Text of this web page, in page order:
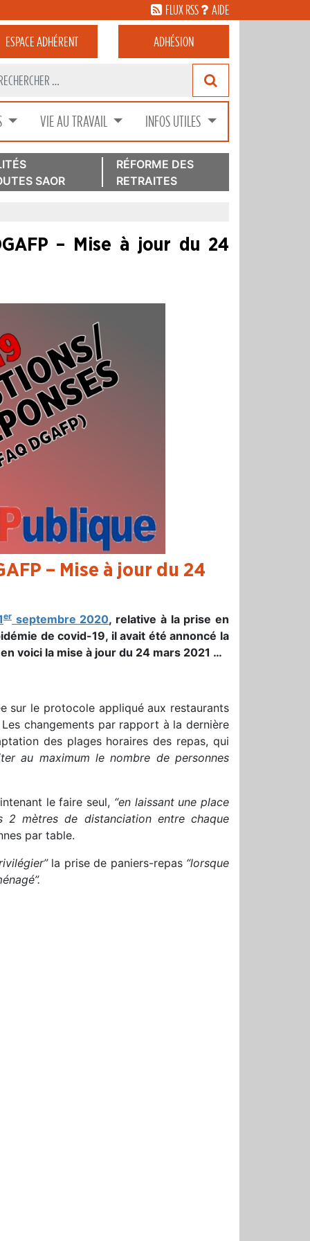
FLUX RSS AIDE
ESPACEADHÉRENT ADHÉSION
VIE AU TRAVAIL INFOS UTILES
SAOR
RÉFORME DES
RETRAITES
– Mise à jour du 24
– Mise à jour du 24
erseptembre 2020, relative à la prise en
de covid-19, il avait été annoncé la
voici la mise à jour du 24 mars 2021 …
sur le protocole appliqué aux restaurants
changements par rapport à la dernière
des plages horaires des repas, qui
au maximum le nombre de personnes
le faire seul, “en laissant une place
mètres de distanciation entre chaque
par table.
la prise de paniers-repas “lorsque